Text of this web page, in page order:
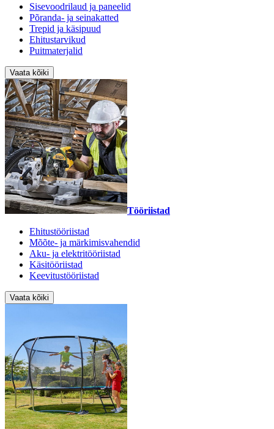
Sisevoodrilaud ja paneelid
Põranda- ja seinakatted
Trepid ja käsipuud
Ehitustarvikud
Puitmaterjalid
Vaata kõiki
Tööriistad
Ehitustööriistad
Mõõte- ja märkimisvahendid
Aku- ja elektritööriistad
Käsitööriistad
Keevitustööriistad
Vaata kõiki